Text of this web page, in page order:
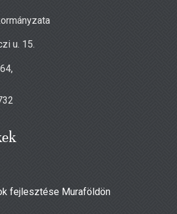
u. 15.
fejlesztése Muraföldön